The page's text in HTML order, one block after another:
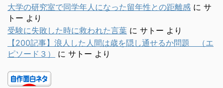
大学の研究室で同学年人になった留年性との距離感 に サ
トー より
受験に失敗した時に救われた言葉 に サトー より
【200記事】浪人した人間は歳を隠し通せるか問題 （エ
ピソード３）
に サトー より